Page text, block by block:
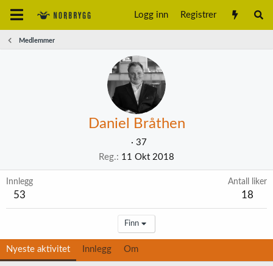
Logg inn Registrer
Medlemmer
Daniel Bråthen
· 37
Reg.
11 Okt 2018
Innlegg
53
Antall liker
18
Finn
Nyeste aktivitet Innlegg Om